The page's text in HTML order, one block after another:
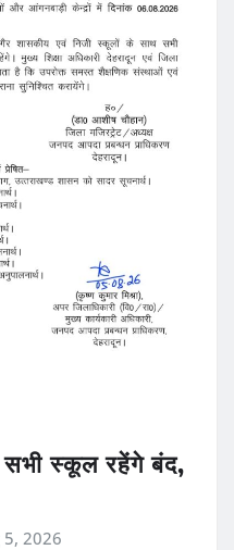
स्कूल रहेंगे बंद,
5, 2026